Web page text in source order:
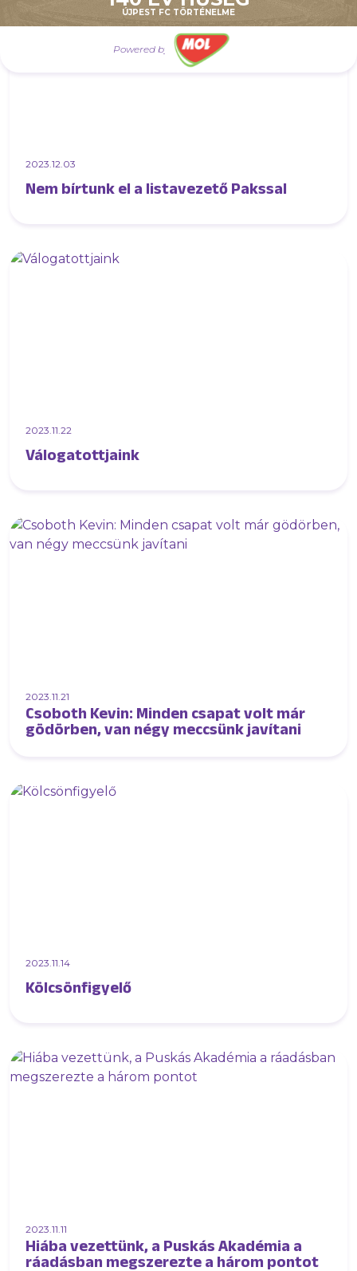
ÚJPEST FC TÖRTÉNELME
Powered by
2023.12.03
Nem bírtunk el a listavezető Pakssal
2023.11.22
Válogatottjaink
2023.11.21
Csoboth Kevin: Minden csapat volt már
gödörben, van négy meccsünk javítani
2023.11.14
Kölcsönfigyelő
2023.11.11
Hiába vezettünk, a Puskás Akadémia a
ráadásban megszerezte a három pontot